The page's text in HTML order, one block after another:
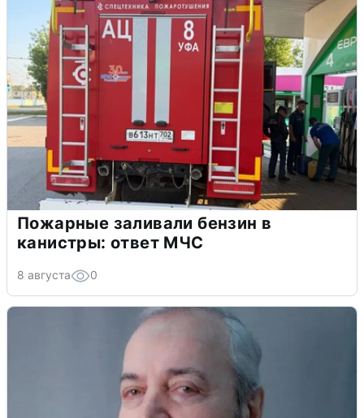
Пожарные заливали бензин в
канистры: ответ МЧС
8 августа 0